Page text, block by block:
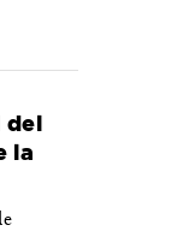
del
la